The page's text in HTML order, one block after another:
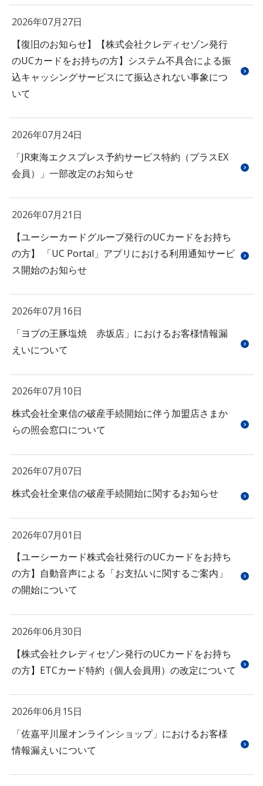
2026年07月27日
【復旧のお知らせ】【株式会社クレディセゾン発行
のUCカードをお持ちの方】システム不具合による振
込キャッシングサービスにて振込されない事象につ
いて
2026年07月24日
「JR東海エクスプレス予約サービス特約（プラスEX
会員）」一部改定のお知らせ
2026年07月21日
【ユーシーカードグループ発行のUCカードをお持ち
の方】 「UC Portal」アプリにおける利用通知サービ
ス開始のお知らせ
2026年07月16日
「ヨプの王豚塩焼 赤坂店」におけるお客様情報漏
えいについて
2026年07月10日
株式会社全東信の破産手続開始に伴う加盟店さまか
らの照会窓口について
2026年07月07日
株式会社全東信の破産手続開始に関するお知らせ
2026年07月01日
【ユーシーカード株式会社発行のUCカードをお持ち
の方】自動音声による「お支払いに関するご案内」
の開始について
2026年06月30日
【株式会社クレディセゾン発行のUCカードをお持ち
の方】ETCカード特約（個人会員用）の改定について
2026年06月15日
「佐嘉平川屋オンラインショップ」におけるお客様
情報漏えいについて